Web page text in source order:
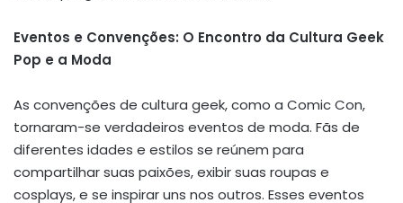
Eventos e Convenções: O Encontro da Cultura Geek
Pop e a Moda
As convenções de cultura geek, como a Comic Con,
tornaram-se verdadeiros eventos de moda. Fãs de
diferentes idades e estilos se reúnem para
compartilhar suas paixões, exibir suas roupas e
cosplays, e se inspirar uns nos outros. Esses eventos